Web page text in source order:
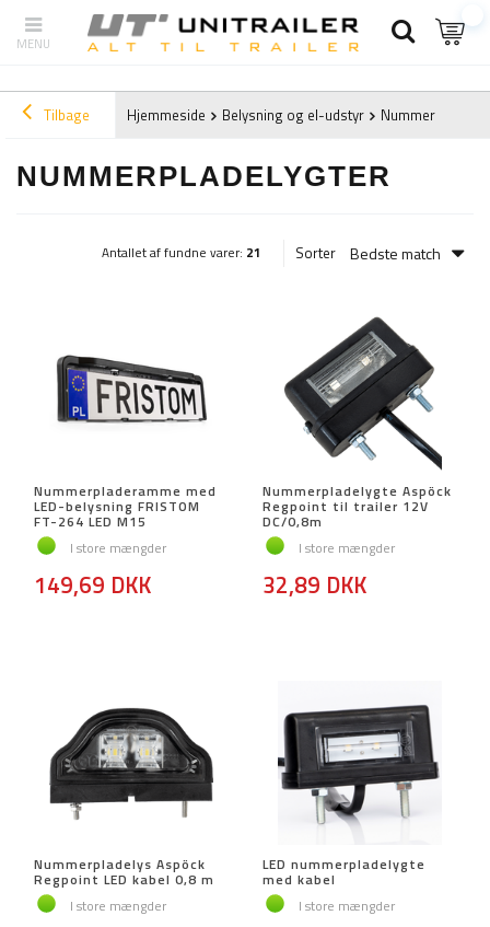
Tilbage Hjemmeside Belysning og el-udstyr
NUMMERPLADELYGTER
Antallet af fundne varer: 21 Sorter Bedste match
Nummerpladeramme med
LED-belysning FRISTOM
FT-264 LED M15
I store mængder
149,69 DKK
Nummerpladelygte Aspöck
Regpoint til trailer 12V
DC/0,8m
I store mængder
32,89 DKK
Nummerpladelys Aspöck
Regpoint LED kabel 0,8 m
I store mængder
LED nummerpladelygte
med kabel
I store mængder